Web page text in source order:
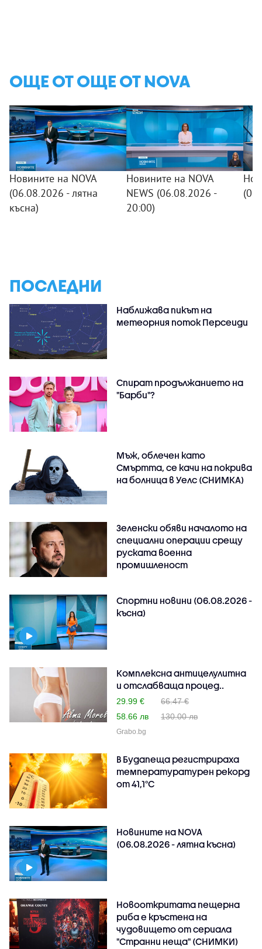
ОЩЕ ОТ ОЩЕ ОТ NOVA
Новините на NOVA
(06.08.2026 - лятна
късна)
Новините на NOVA
NEWS (06.08.2026 -
20:00)
ПОСЛЕДНИ
Наближава пикът на
метеорния поток Персеиди
Спират продължанието на
"Барби"?
Мъж, облечен като
Смъртта, се качи на покрива
на болница в Уелс (СНИМКА)
Зеленски обяви началото на
специални операции срещу
руската военна
промишленост
Спортни новини (06.08.2026 -
късна)
Комплексна антицелулитна
и отслабваща процед..
29.99 €
66.47 €
58.66 лв
130.00 лв
Grabo.bg
В Будапеща регистрираха
температуратурен рекорд
от 41,1°C
Новините на NOVA
(06.08.2026 - лятна късна)
Новооткритата пещерна
риба е кръстена на
чудовището от сериала
"Странни неща" (СНИМКИ)